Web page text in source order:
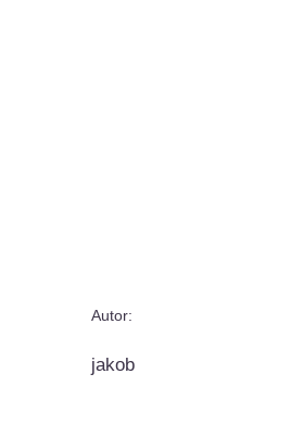
Autor:
jakob